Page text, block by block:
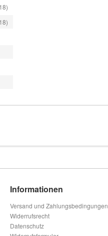
Informationen
Versand und Zahlungsbedingungen
Widerrufsrecht
Datenschutz